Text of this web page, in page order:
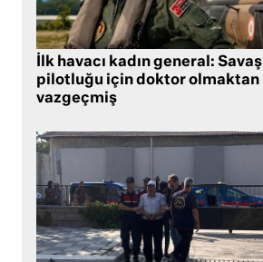
İlk havacı kadın general: Savaş
pilotluğu için doktor olmaktan
vazgeçmiş